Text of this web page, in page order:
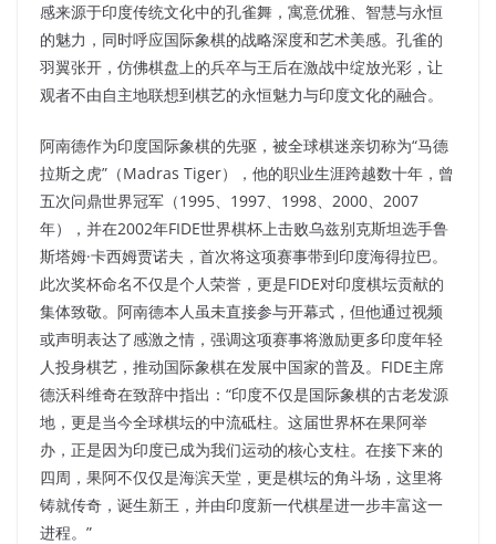
感来源于印度传统文化中的孔雀舞，寓意优雅、智慧与永恒
的魅力，同时呼应国际象棋的战略深度和艺术美感。孔雀的
羽翼张开，仿佛棋盘上的兵卒与王后在激战中绽放光彩，让
观者不由自主地联想到棋艺的永恒魅力与印度文化的融合。​
阿南德作为印度国际象棋的先驱，被全球棋迷亲切称为“马德
拉斯之虎”（Madras Tiger），他的职业生涯跨越数十年，曾
五次问鼎世界冠军（1995、1997、1998、2000、2007
年），并在2002年FIDE世界棋杯上击败乌兹别克斯坦选手鲁
斯塔姆·卡西姆贾诺夫，首次将这项赛事带到印度海得拉巴。
此次奖杯命名不仅是个人荣誉，更是FIDE对印度棋坛贡献的
集体致敬。阿南德本人虽未直接参与开幕式，但他通过视频
或声明表达了感激之情，强调这项赛事将激励更多印度年轻
人投身棋艺，推动国际象棋在发展中国家的普及。FIDE主席
德沃科维奇在致辞中指出：“印度不仅是国际象棋的古老发源
地，更是当今全球棋坛的中流砥柱。这届世界杯在果阿举
办，正是因为印度已成为我们运动的核心支柱。在接下来的
四周，果阿不仅仅是海滨天堂，更是棋坛的角斗场，这里将
铸就传奇，诞生新王，并由印度新一代棋星进一步丰富这一
进程。”​